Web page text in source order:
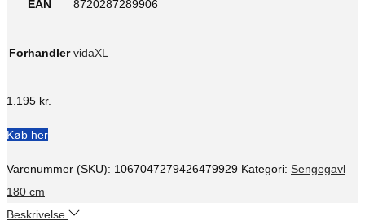
EAN 8720287289906
Forhandler vidaXL
1.195 kr.
Køb her
Varenummer (SKU): 1067047279426479929 Kategori: Sengegavl
180 cm
Beskrivelse